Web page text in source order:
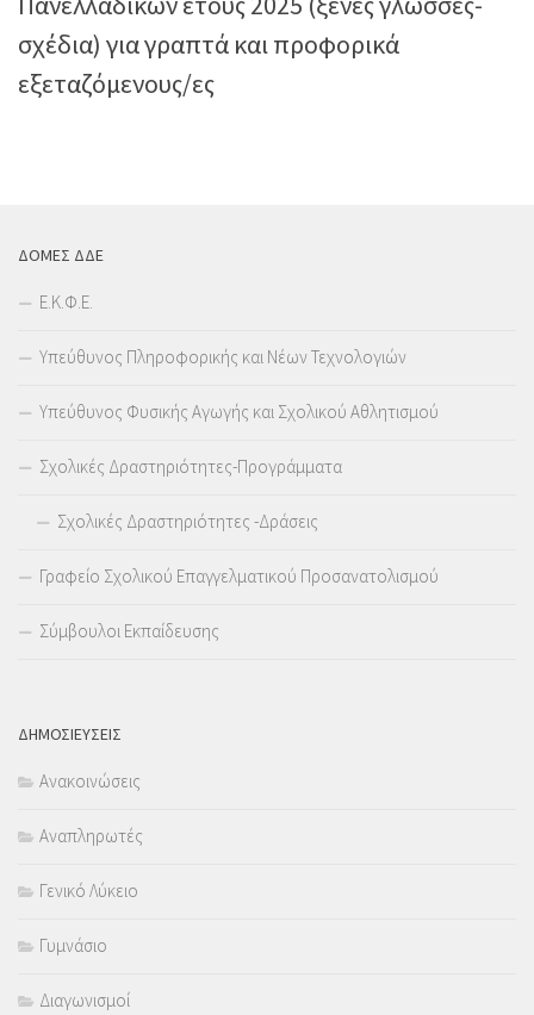
σχέδια) για γραπτά και προφορικά
εξεταζόμενους/ες
ΔΟΜΕΣ ΔΔΕ
Ε.Κ.Φ.Ε.
Υπεύθυνος Πληροφορικής και Νέων Τεχνολογιών
Υπεύθυνος Φυσικής Αγωγής και Σχολικού Αθλητισμού
Σχολικές Δραστηριότητες-Προγράμματα
Σχολικές Δραστηριότητες -Δράσεις
Γραφείο Σχολικού Επαγγελματικού Προσανατολισμού
Σύμβουλοι Εκπαίδευσης
ΔΗΜΟΣΙΕΥΣΕΙΣ
Ανακοινώσεις
Αναπληρωτές
Γενικό Λύκειο
Γυμνάσιο
Διαγωνισμοί